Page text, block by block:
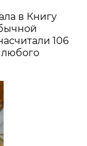
в Книгу
106
любого